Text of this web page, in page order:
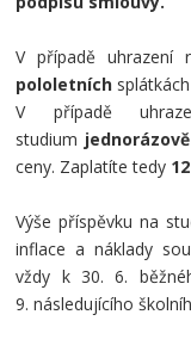
V případě uhrazení
pololetních
V případě
studium jednorázově
ceny. Zaplatíte tedy
Výše příspěvku na
inflace a náklady
vždy k 30. 6.
9. následujícího